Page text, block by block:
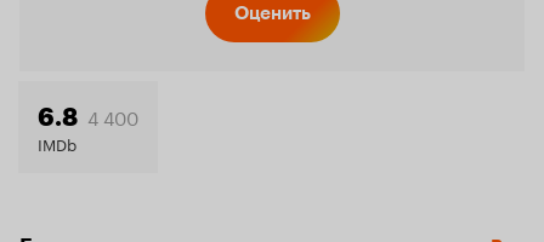
Оценить
6.8 4 400
IMDb